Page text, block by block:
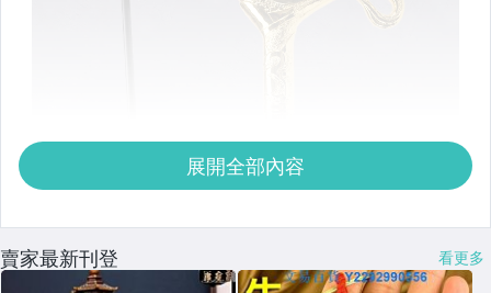
展開全部內容
賣家最新刊登 看更多